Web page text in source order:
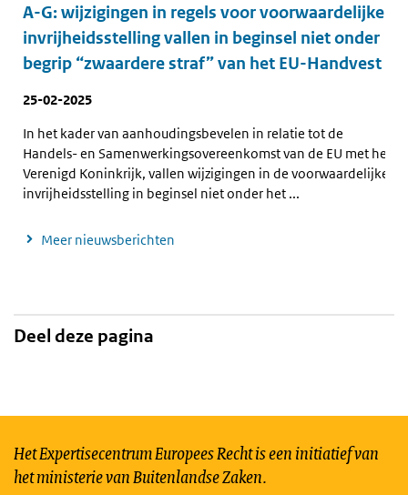
A-G: wijzigingen in regels voor voorwaardelijke
invrijheidsstelling vallen in beginsel niet onder
begrip “zwaardere straf” van het EU-Handvest
25-02-2025
In het kader van aanhoudingsbevelen in relatie tot de
Handels- en Samenwerkingsovereenkomst van de EU met het
Verenigd Koninkrijk, vallen wijzigingen in de voorwaardelijke
invrijheidsstelling in beginsel niet onder het ...
Meer nieuwsberichten
Deel deze pagina
Het Expertisecentrum Europees Recht is een initiatief van
het ministerie van Buitenlandse Zaken.